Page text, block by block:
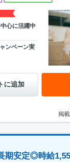
心に活躍中
ンペーン実
に追加
掲
期安定◎時給